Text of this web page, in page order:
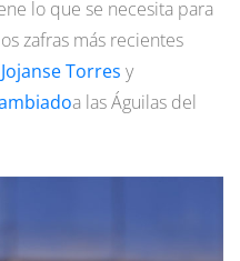
lo que se necesita para
zafras más recientes
Jojanse Torres y
a las Águilas del